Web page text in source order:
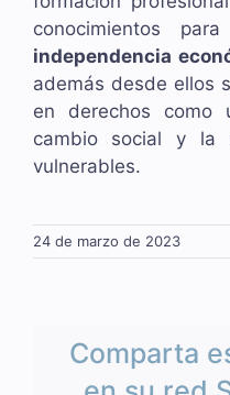
conocimientos
independencia
además desde ellos
en derechos como
cambio social y la
vulnerables.
24 de marzo de 2023
Comparta